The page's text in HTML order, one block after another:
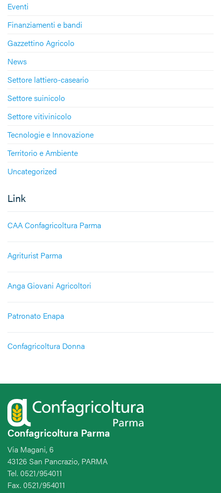
Eventi
Finanziamenti e bandi
Gazzettino Agricolo
News
Settore lattiero-caseario
Settore suinicolo
Settore vitivinicolo
Tecnologie e Innovazione
Territorio e Ambiente
Uncategorized
Link
CAA Confagricoltura Parma
Agriturist Parma
Anga Giovani Agricoltori
Patronato Enapa
Confagricoltura Donna
Confagricoltura Parma
Via Magani, 6
43126 San Pancrazio, PARMA
Tel. 0521/954011
Fax. 0521/954011